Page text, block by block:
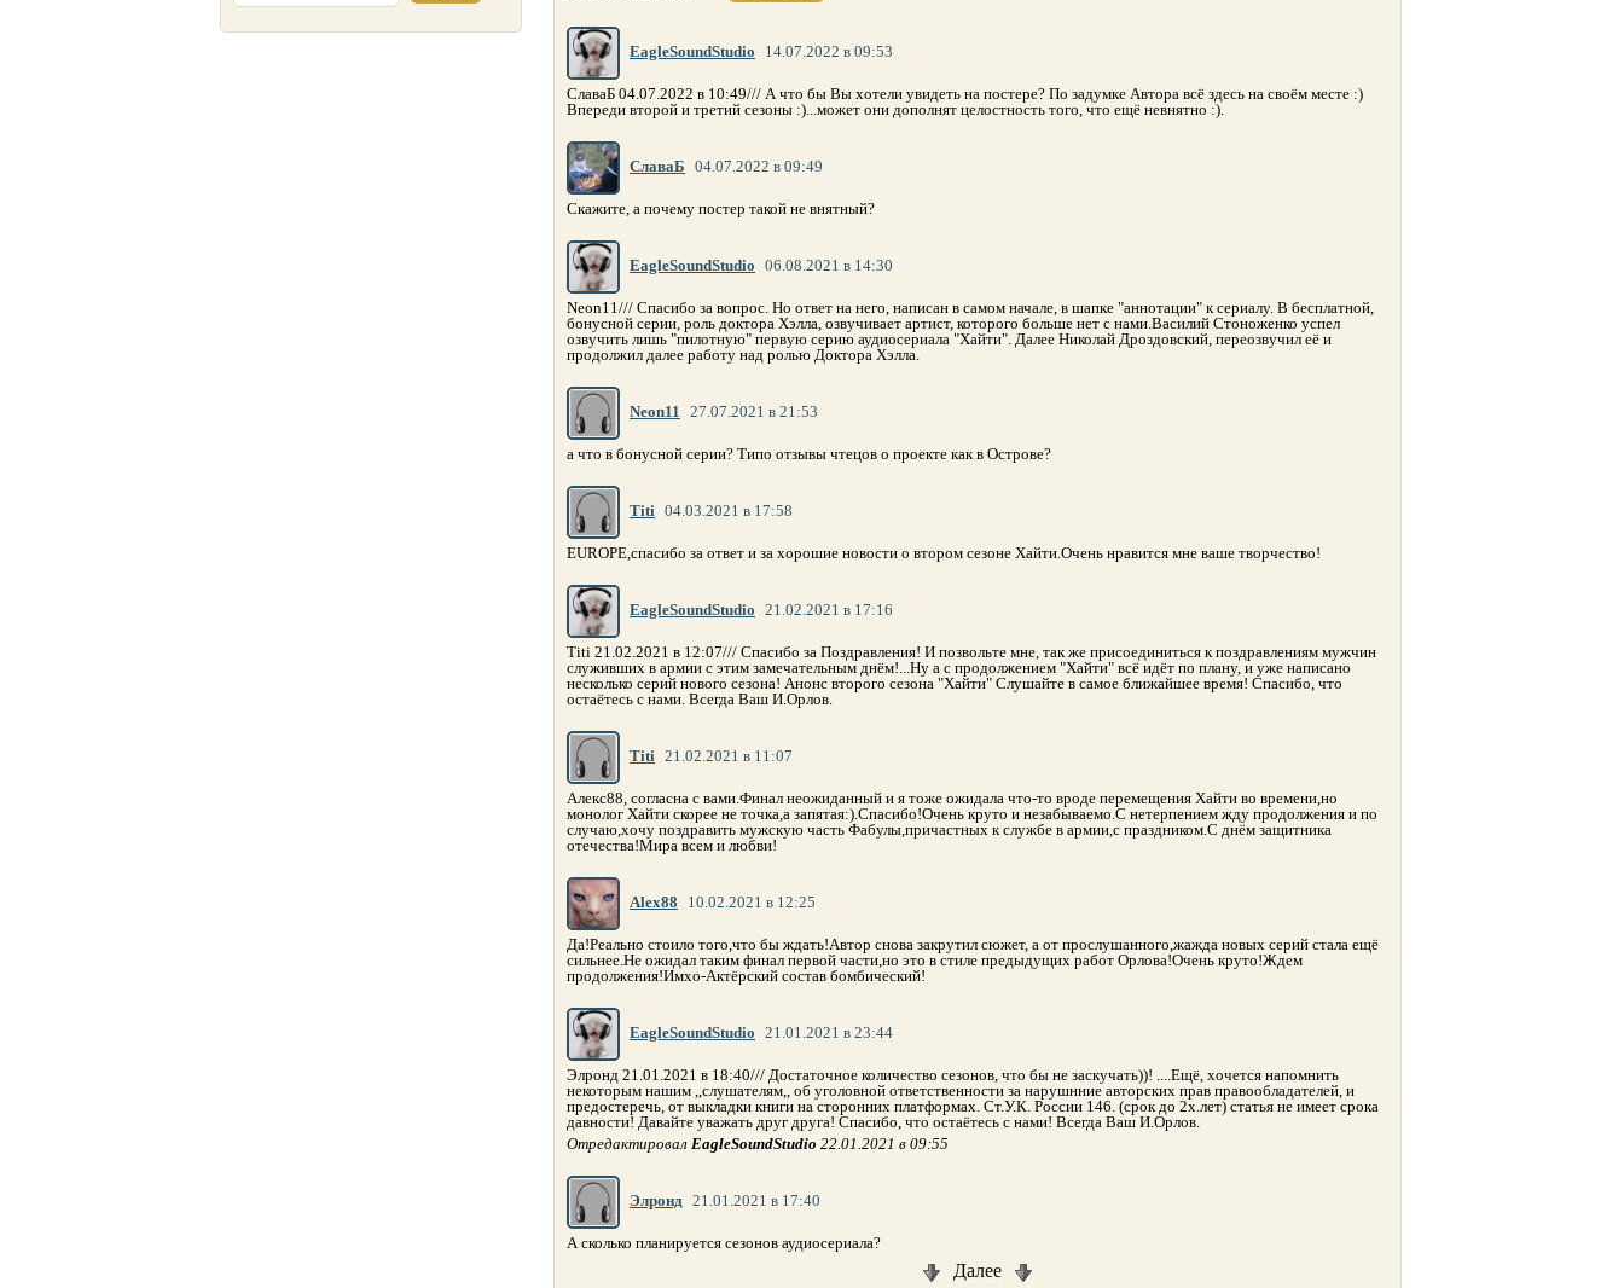
EagleSoundStudio 14.07.2022 в 09:53
СлаваБ 04.07.2022 в 10:49/// А что бы Вы хотели увидеть на постере? По задумке Автора всё здесь на своём месте :)
Впереди второй и третий сезоны :)...может они дополнят целостность того, что ещё невнятно :).
СлаваБ 04.07.2022 в 09:49
Скажите, а почему постер такой не внятный?
EagleSoundStudio 06.08.2021 в 14:30
Neon11/// Спасибо за вопрос. Но ответ на него, написан в самом начале, в шапке "аннотации" к сериалу. В бесплатной,
бонусной серии, роль доктора Хэлла, озвучивает артист, которого больше нет с нами.Василий Стоноженко успел
озвучить лишь "пилотную" первую серию аудиосериала "Хайти". Далее Николай Дроздовский, переозвучил её и
продолжил далее работу над ролью Доктора Хэлла.
Neon11 27.07.2021 в 21:53
а что в бонусной серии? Типо отзывы чтецов о проекте как в Острове?
Titi 04.03.2021 в 17:58
EUROPE,спасибо за ответ и за хорошие новости о втором сезоне Хайти.Очень нравится мне ваше творчество!
EagleSoundStudio 21.02.2021 в 17:16
Titi 21.02.2021 в 12:07/// Спасибо за Поздравления! И позвольте мне, так же присоединиться к поздравлениям мужчин
служивших в армии с этим замечательным днём!...Ну а с продолжением "Хайти" всё идёт по плану, и уже написано
несколько серий нового сезона! Анонс второго сезона "Хайти" Слушайте в самое ближайшее время! Спасибо, что
остаётесь с нами. Всегда Ваш И.Орлов.
Titi 21.02.2021 в 11:07
Алекс88, согласна с вами.Финал неожиданный и я тоже ожидала что-то вроде перемещения Хайти во времени,но
монолог Хайти скорее не точка,а запятая:).Спасибо!Очень круто и незабываемо.С нетерпением жду продолжения и по
случаю,хочу поздравить мужскую часть Фабулы,причастных к службе в армии,с праздником.С днём защитника
отечества!Мира всем и любви!
Alex88 10.02.2021 в 12:25
Да!Реально стоило того,что бы ждать!Автор снова закрутил сюжет, а от прослушанного,жажда новых серий стала ещё
сильнее.Не ожидал таким финал первой части,но это в стиле предыдущих работ Орлова!Очень круто!Ждем
продолжения!Имхо-Актёрский состав бомбический!
EagleSoundStudio 21.01.2021 в 23:44
Элронд 21.01.2021 в 18:40/// Достаточное количество сезонов, что бы не заскучать))! ....Ещё, хочется напомнить
некоторым нашим ,,слушателям,, об уголовной ответственности за нарушнние авторских прав правообладателей, и
предостеречь, от выкладки книги на сторонних платформах. Ст.У.К. России 146. (срок до 2х.лет) статья не имеет срока
давности! Давайте уважать друг друга! Спасибо, что остаётесь с нами! Всегда Ваш И.Орлов.
Отредактировал EagleSoundStudio 22.01.2021 в 09:55
Элронд 21.01.2021 в 17:40
А сколько планируется сезонов аудиосериала?
Далее